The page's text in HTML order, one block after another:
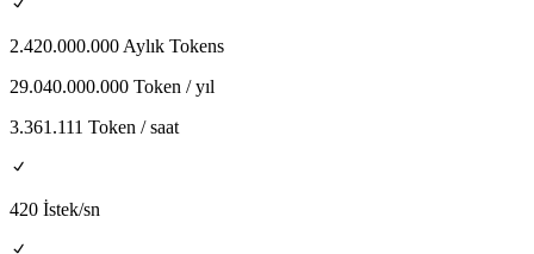
2.420.000.000 Aylık Tokens
29.040.000.000 Token / yıl
3.361.111 Token / saat
420 İstek/sn